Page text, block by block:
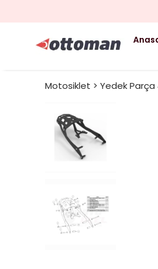
Motosiklet > Yedek Parça